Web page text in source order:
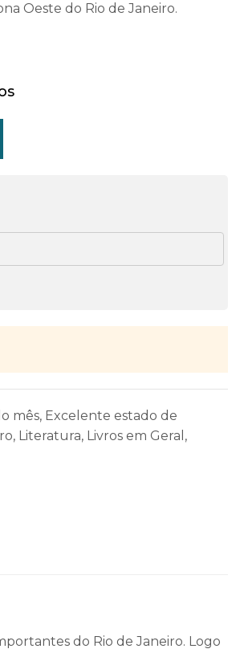
Oeste do Rio de Janeiro.
mês, Excelente estado de
, Literatura, Livros em Geral ,
do Rio de Janeiro. Logo